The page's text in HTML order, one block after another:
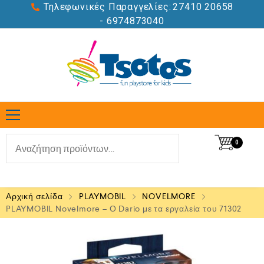
Τηλεφωνικές Παραγγελίες: 27410 20658
- 6974873040
0
Αρχική σελίδα PLAYMOBIL
NOVELMORE
PLAYMOBIL Novelmore – Ο Dario με τα εργαλεία του 71302